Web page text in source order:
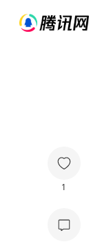
1